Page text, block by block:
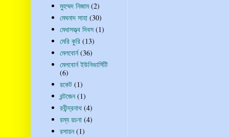
মুহম্মদ নিজাম (2)
মেঘনাদ সাহা (30)
মেধাসত্ত্ব দিবস (1)
মেরি কুরি (13)
মেলবোর্ন (36)
মেলবোর্ন ইউনিভার্সিটি
(6)
রকেট (1)
রন্টজেন (1)
রবীন্দ্রনাথ (4)
রম্য রচনা (4)
রসায়ন (1)